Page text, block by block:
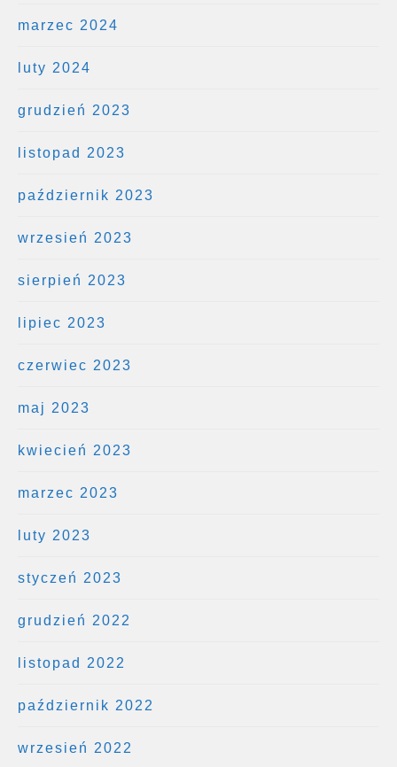
marzec 2024
luty 2024
grudzień 2023
listopad 2023
październik 2023
wrzesień 2023
sierpień 2023
lipiec 2023
czerwiec 2023
maj 2023
kwiecień 2023
marzec 2023
luty 2023
styczeń 2023
grudzień 2022
listopad 2022
październik 2022
wrzesień 2022